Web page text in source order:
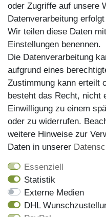
Zahlungsarten
Versand
oder Zugriffe auf unsere
Datenverarbeitung
Wir teilen diese Daten
Einstellungen benennen.
Die Datenverarbeitung
aufgrund eines
Zustimmung kann erteilt
besteht das Recht, nicht
Einwilligung zu einem
oder zu widerrufen.
weitere Hinweise zur
Daten in unserer
Essenziell
Statistik
Externe Medien
DHL